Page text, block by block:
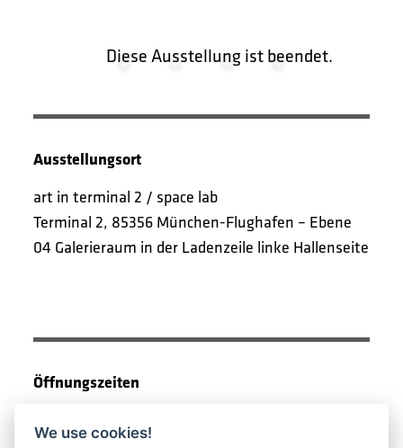
0 0 0 0
Diese Ausstellung ist beendet.
Ausstellungsort
art in terminal 2 / space lab
Terminal 2, 85356 München-Flughafen – Ebene
04 Galerieraum in der Ladenzeile linke Hallenseite
Öffnungszeiten
We use cookies!